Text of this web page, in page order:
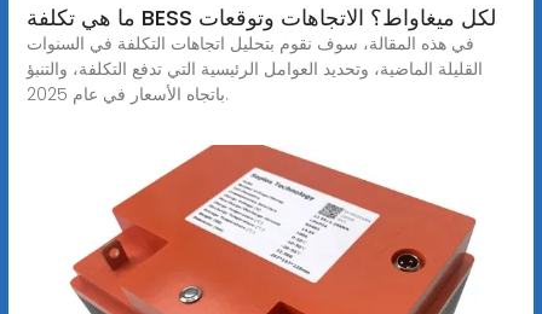
ما هي تكلفة BESS لكل ميغاواط؟ الاتجاهات وتوقعات
في هذه المقالة، سوف نقوم بتحليل اتجاهات التكلفة في السنوات
القليلة الماضية، وتحديد العوامل الرئيسية التي تدفع التكلفة، والتنبؤ
باتجاه الأسعار في عام 2025.